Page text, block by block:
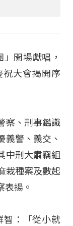
開場獻唱，
祝大會揭開序
察、刑事鑑識
義警、義交、
中刑大肅竊組
栽種案及數起
表揚。
智：「從小就